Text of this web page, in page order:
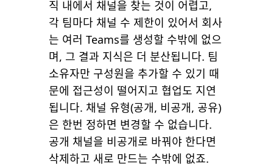
직 내에서 채널을 찾는 것이 어렵고,
각 팀마다 채널 수 제한이 있어서 회사
는 여러 Teams를 생성할 수밖에 없으
며, 그 결과 지식은 더 분산됩니다. 팀
소유자만 구성원을 추가할 수 있기 때
문에 접근성이 떨어지고 협업도 지연
됩니다. 채널 유형(공개, 비공개, 공유)
은 한번 정하면 변경할 수 없습니다.
공개 채널을 비공개로 바꿔야 한다면
삭제하고 새로 만드는 수밖에 없죠.